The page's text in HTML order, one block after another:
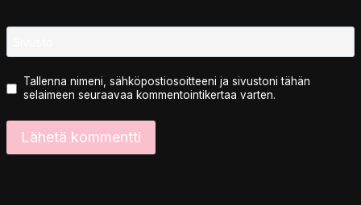
Tallenna nimeni, sähköpostiosoitteeni ja sivustoni tähän
selaimeen seuraavaa kommentointikertaa varten.